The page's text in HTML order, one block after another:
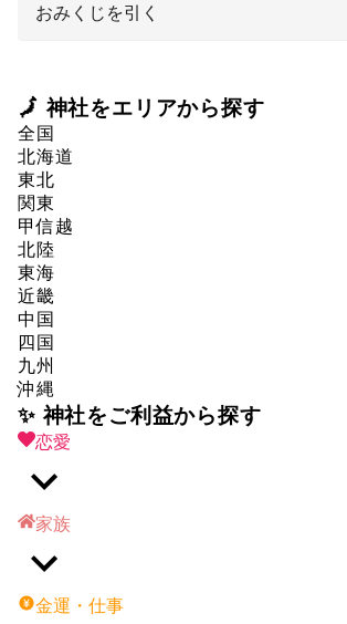
おみくじを引く
🗾 神社をエリアから探す
全国
北海道
東北
関東
甲信越
北陸
東海
近畿
中国
四国
九州
沖縄
✨ 神社をご利益から探す
恋愛
家族
金運・仕事